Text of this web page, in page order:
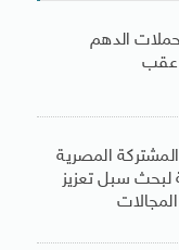
حملات الدهم
عقب
المشتركة المصرية
لبحث سبل تعزيز